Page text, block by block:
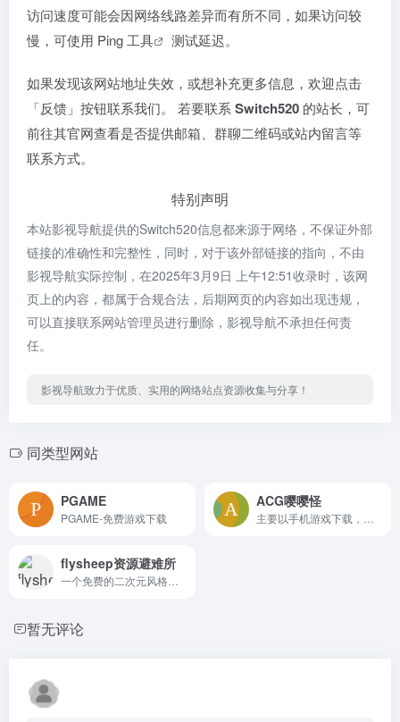
访问速度可能会因网络线路差异而有所不同，如果访问较
慢，可使用 Ping 工具 测试延迟。
如果发现该网站地址失效，或想补充更多信息，欢迎点击
「反馈」按钮联系我们。 若要联系 Switch520 的站长，可
前往其官网查看是否提供邮箱、群聊二维码或站内留言等
联系方式。
特别声明
本站影视导航提供的Switch520信息都来源于网络，不保证外部
链接的准确性和完整性，同时，对于该外部链接的指向，不由
影视导航实际控制，在2025年3月9日 上午12:51收录时，该网
页上的内容，都属于合规合法，后期网页的内容如出现违规，
可以直接联系网站管理员进行删除，影视导航不承担任何责
任。
影视导航致力于优质、实用的网络站点资源收集与分享！
同类型网站
PGAME
PGAME-免费游戏下载
ACG嘤嘤怪
flysheep资源避难所
暂无评论